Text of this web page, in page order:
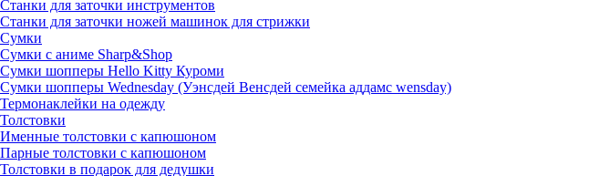
Станки для заточки инструментов
Станки для заточки ножей машинок для стрижки
Сумки
Сумки с аниме Sharp&Shop
Сумки шопперы Hello Kitty Куроми
Сумки шопперы Wednesday (Уэнсдей Венсдей семейка аддамс wensday)
Термонаклейки на одежду
Толстовки
Именные толстовки с капюшоном
Парные толстовки с капюшоном
Толстовки в подарок для дедушки